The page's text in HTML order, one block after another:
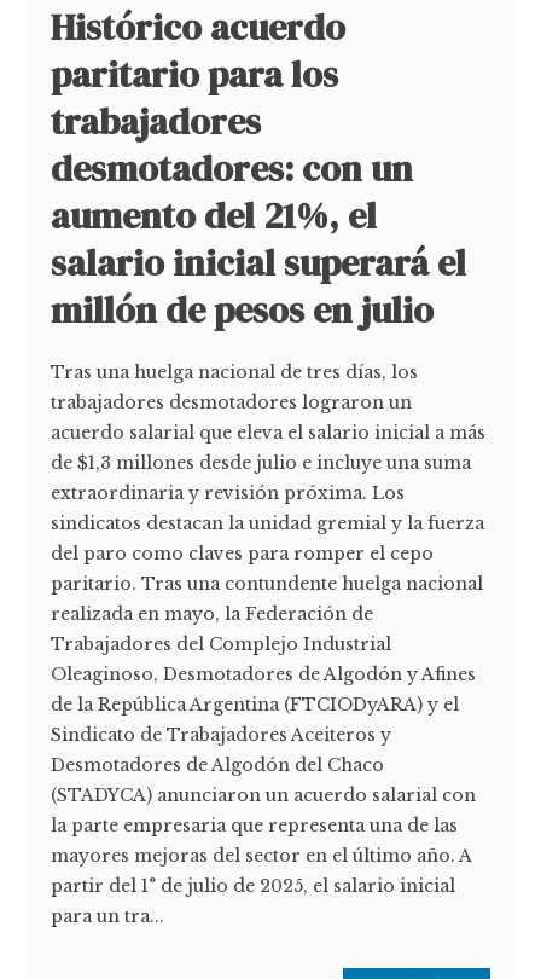
Histórico acuerdo
paritario para los
trabajadores
desmotadores: con un
aumento del 21%, el
salario inicial superará el
millón de pesos en julio
Tras una huelga nacional de tres días, los
trabajadores desmotadores lograron un
acuerdo salarial que eleva el salario inicial a más
de $1,3 millones desde julio e incluye una suma
extraordinaria y revisión próxima. Los
sindicatos destacan la unidad gremial y la fuerza
del paro como claves para romper el cepo
paritario. Tras una contundente huelga nacional
realizada en mayo, la Federación de
Trabajadores del Complejo Industrial
Oleaginoso, Desmotadores de Algodón y Afines
de la República Argentina (FTCIODyARA) y el
Sindicato de Trabajadores Aceiteros y
Desmotadores de Algodón del Chaco
(STADYCA) anunciaron un acuerdo salarial con
la parte empresaria que representa una de las
mayores mejoras del sector en el último año. A
partir del 1° de julio de 2025, el salario inicial
para un tra...